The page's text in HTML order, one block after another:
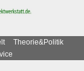
Theorie&Politik